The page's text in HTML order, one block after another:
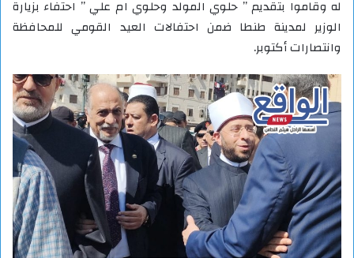
له وقاموا بتقديم ” حلوي المولد وحلوي ام علي ” احتفاء بزيارة
الوزير لمدينة طنطا ضمن احتفالات العيد القومي للمحافظة
وانتصارات أكتوبر.